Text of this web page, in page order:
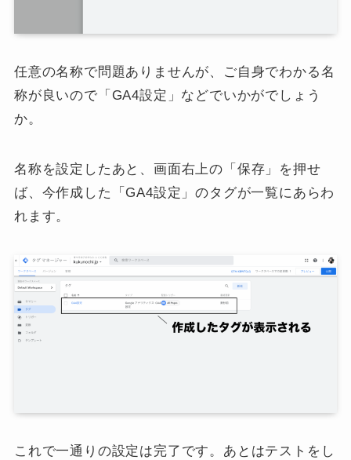
任意の名称で問題ありませんが、ご自身でわかる名
称が良いので「GA4設定」などでいかがでしょう
か。
名称を設定したあと、画面右上の「保存」を押せ
ば、今作成した「GA4設定」のタグが一覧にあらわ
れます。
これで一通りの設定は完了です。あとはテストをし